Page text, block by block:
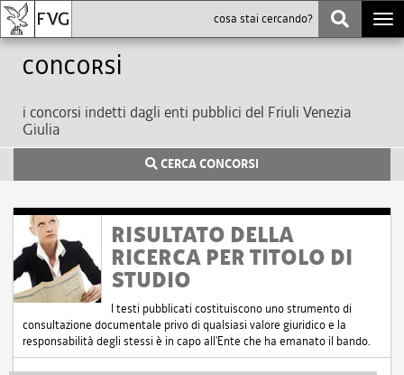
Concorsi
i concorsi indetti dagli enti pubblici del Friuli Venezia
Giulia
CERCA CONCORSI
RISULTATO DELLA
RICERCA PER TITOLO DI
STUDIO
I testi pubblicati costituiscono uno strumento di
consultazione documentale privo di qualsiasi valore giuridico e la
responsabilità degli stessi è in capo all'Ente che ha emanato il bando.